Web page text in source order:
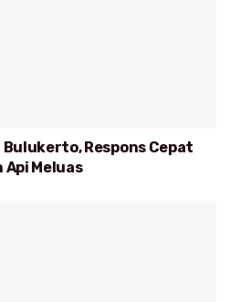
Bulukerto, Respons Cepat
Api Meluas